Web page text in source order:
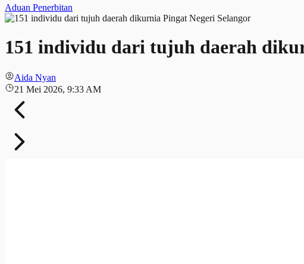
Aduan Penerbitan
151 individu dari tujuh daerah
Aida Nyan
21 Mei 2026, 9:33 AM